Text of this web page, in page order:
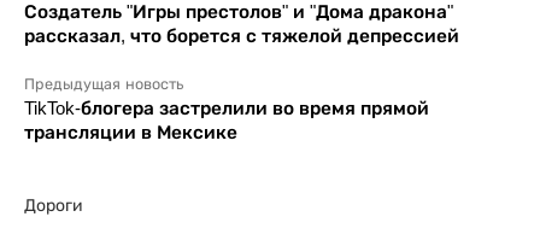
Создатель "Игры престолов" и "Дома дракона"
рассказал, что борется с тяжелой депрессией
Предыдущая новость
TikTok-блогера застрелили во время прямой
трансляции в Мексике
Дороги